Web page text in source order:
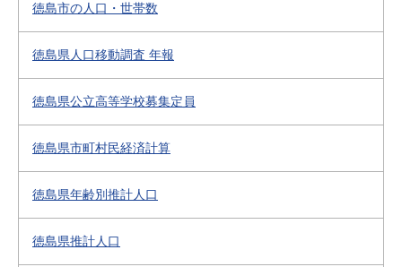
徳島市の人口・世帯数
徳島県人口移動調査 年報
徳島県公立高等学校募集定員
徳島県市町村民経済計算
徳島県年齢別推計人口
徳島県推計人口